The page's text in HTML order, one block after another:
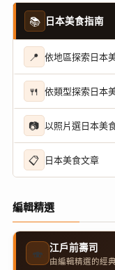
📚 日本美食指南
📍 依地區探索日本
🍴 依類型探索日本
📷 以照片選日本美
📋 日本美食文章
編輯精選
🍣 江戶前壽司
由編輯精選的經